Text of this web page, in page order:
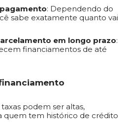
: Dependendo do
sabe exatamente quanto vai
em longo prazo:
financiamentos de até
taxas podem ser altas,
quem tem histórico de crédito